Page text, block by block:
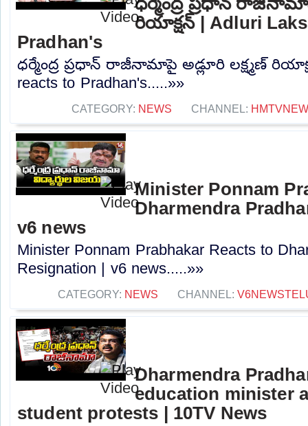
రియాక్షన్ | Adluri
Pradhan's
ధర్మేంద్ర ప్రధాన్ రాజీనామాపై అడ్లూరి లక్ష్మణ్
reacts to Pradhan's.....»»
CATEGORY: NEWS CHANNEL:
Minister Ponnam
Dharmendra
v6 news
Minister Ponnam Prabhakar Reacts to
Resignation | v6 news.....»»
CATEGORY: NEWS CHANNEL:
Dharmendra
education minister
student protests | 10TV News